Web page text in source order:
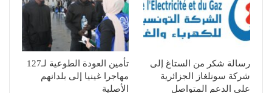
رسالة شكر من الستاغ إلى
شركة سونلغاز الجزائرية
على الدعم المتواصل
تأمين العودة الطوعية لـ127
مهاجرا غينيا إلى بلدانهم
الأصلية